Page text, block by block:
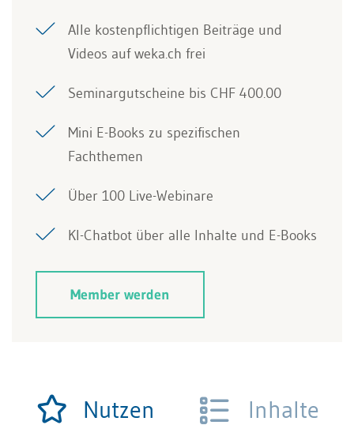
Alle kostenpflichtigen Beiträge und
Videos auf weka.ch frei
Seminargutscheine bis CHF 400.00
Mini E-Books zu spezifischen
Fachthemen
Über 100 Live-Webinare
KI-Chatbot über alle Inhalte und E-Books
Member werden
Nutzen
Inhalte